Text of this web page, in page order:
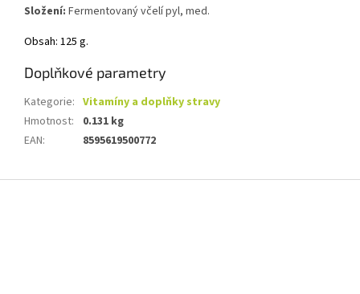
Složení: Fermentovaný včelí pyl, med.
Obsah: 125 g.
Doplňkové parametry
Kategorie: Vitamíny a doplňky stravy
Hmotnost:
0.131 kg
EAN: 8595619500772